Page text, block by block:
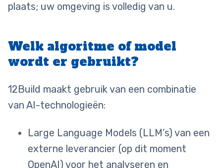
plaats; uw omgeving is volledig van u.
Welk algoritme of model
wordt er gebruikt?
12Build maakt gebruik van een combinatie
van AI-technologieën:
Large Language Models (LLM’s) van een
externe leverancier (op dit moment
OpenAI) voor het analyseren en